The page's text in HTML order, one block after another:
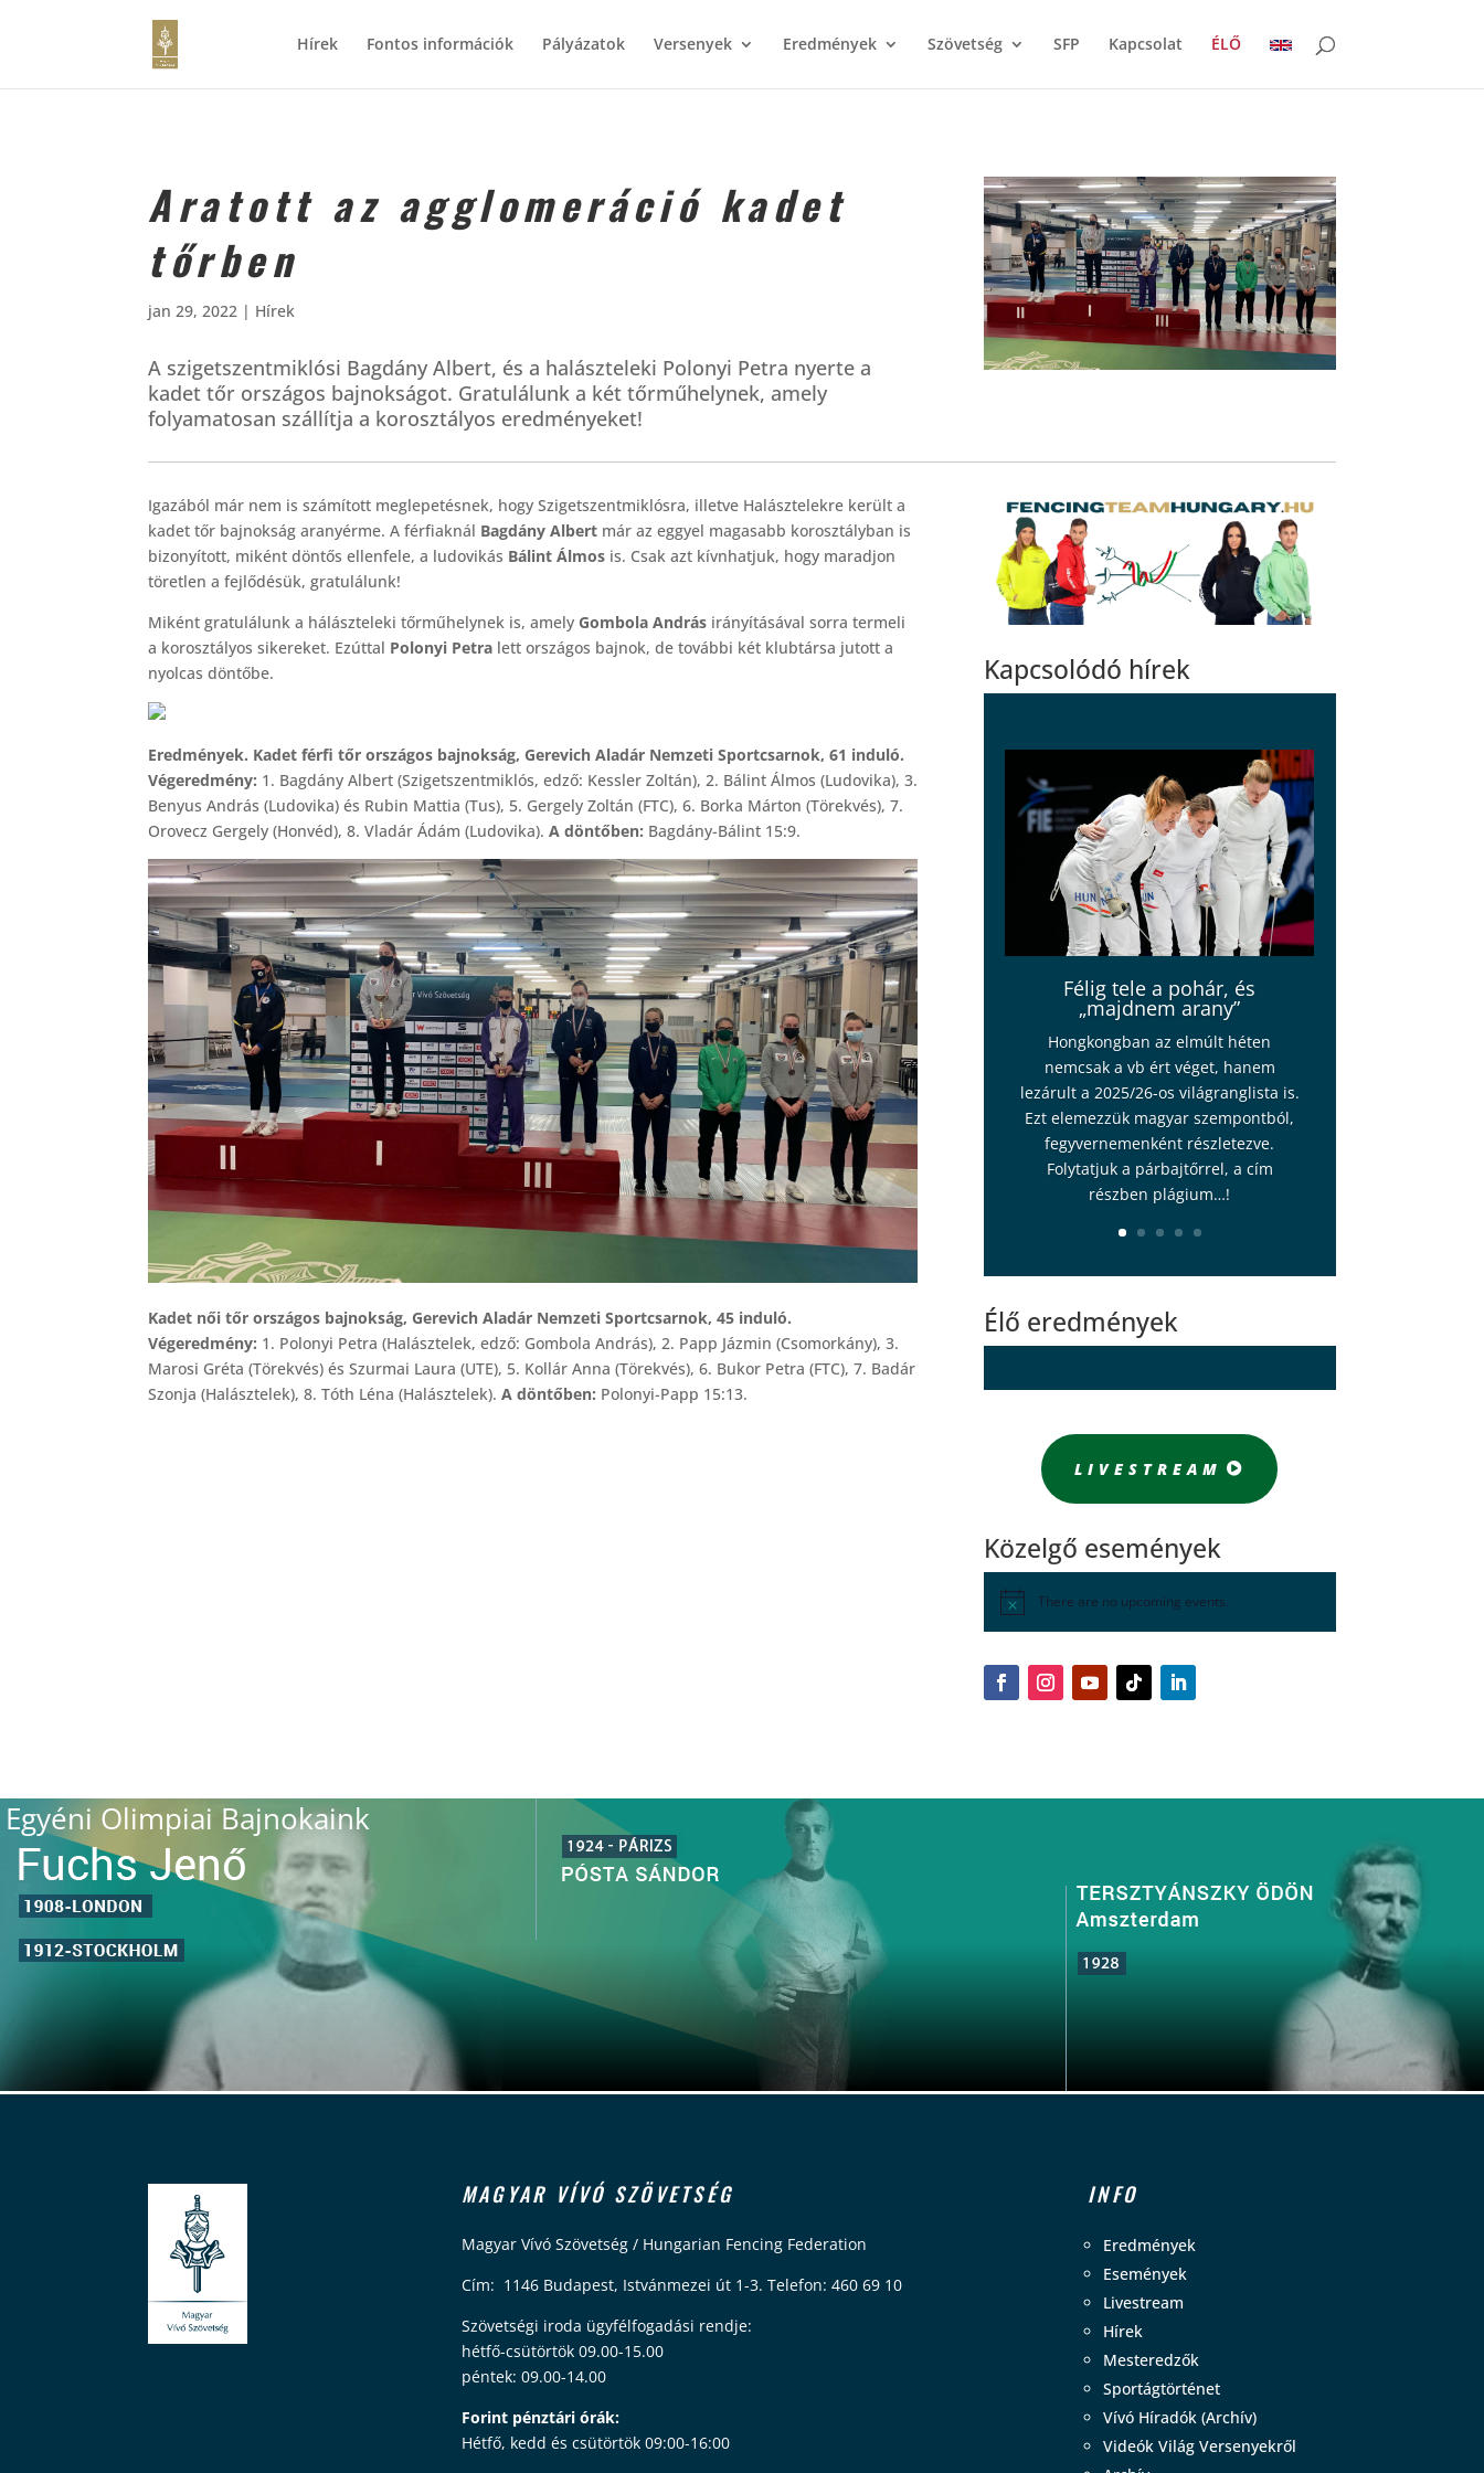
Hírek Fontos információk Pályázatok Versenyek Eredmények Szövetség SFP Kapcsolat ÉLŐ
Aratott az agglomeráció kadet
tőrben
jan 29, 2022 | Hírek
A szigetszentmiklósi Bagdány Albert, és a halászteleki Polonyi Petra nyerte a
kadet tőr országos bajnokságot. Gratulálunk a két tőrműhelynek, amely
folyamatosan szállítja a korosztályos eredményeket!
Igazából már nem is számított meglepetésnek, hogy Szigetszentmiklósra, illetve Halásztelekre került a
kadet tőr bajnokság aranyérme. A férfiaknál Bagdány Albert már az eggyel magasabb korosztályban is
bizonyított, miként döntős ellenfele, a ludovikás Bálint Álmos is. Csak azt kívnhatjuk, hogy maradjon
töretlen a fejlődésük, gratulálunk!
Miként gratulálunk a hálászteleki tőrműhelynek is, amely Gombola András irányításával sorra termeli
a korosztályos sikereket. Ezúttal Polonyi Petra lett országos bajnok, de további két klubtársa jutott a
nyolcas döntőbe.
Eredmények. Kadet férfi tőr országos bajnokság, Gerevich Aladár Nemzeti Sportcsarnok, 61 induló.
Végeredmény: 1. Bagdány Albert (Szigetszentmiklós, edző: Kessler Zoltán), 2. Bálint Álmos (Ludovika), 3.
Benyus András (Ludovika) és Rubin Mattia (Tus), 5. Gergely Zoltán (FTC), 6. Borka Márton (Törekvés), 7.
Orovecz Gergely (Honvéd), 8. Vladár Ádám (Ludovika). A döntőben: Bagdány-Bálint 15:9.
Kadet női tőr országos bajnokság, Gerevich Aladár Nemzeti Sportcsarnok, 45 induló.
Végeredmény: 1. Polonyi Petra (Halásztelek, edző: Gombola András), 2. Papp Jázmin (Csomorkány), 3.
Marosi Gréta (Törekvés) és Szurmai Laura (UTE), 5. Kollár Anna (Törekvés), 6. Bukor Petra (FTC), 7. Badár
Szonja (Halásztelek), 8. Tóth Léna (Halásztelek). A döntőben: Polonyi-Papp 15:13.
Kapcsolódó hírek
Félig tele a pohár, és
„majdnem arany”
Hongkongban az elmúlt héten
nemcsak a vb ért véget, hanem
lezárult a 2025/26-os világranglista is.
Ezt elemezzük magyar szempontból,
fegyvernemenként részletezve.
Folytatjuk a párbajtőrrel, a cím
részben plágium…!
Élő eredmények
LIVESTREAM
Közelgő események
There are no upcoming events.
Egyéni Olimpiai Bajnokaink
MAGYAR VÍVÓ SZÖVETSÉG
Magyar Vívó Szövetség / Hungarian Fencing Federation
Cím: 1146 Budapest, Istvánmezei út 1-3. Telefon: 460 69 10
Szövetségi iroda ügyfélfogadási rendje:
hétfő-csütörtök 09.00-15.00
péntek: 09.00-14.00
Forint pénztári órák:
Hétfő, kedd és csütörtök 09:00-16:00
INFO
Eredmények
Események
Livestream
Hírek
Mesteredzők
Sportágtörténet
Vívó Híradók (Archív)
Videók Világ Versenyekről